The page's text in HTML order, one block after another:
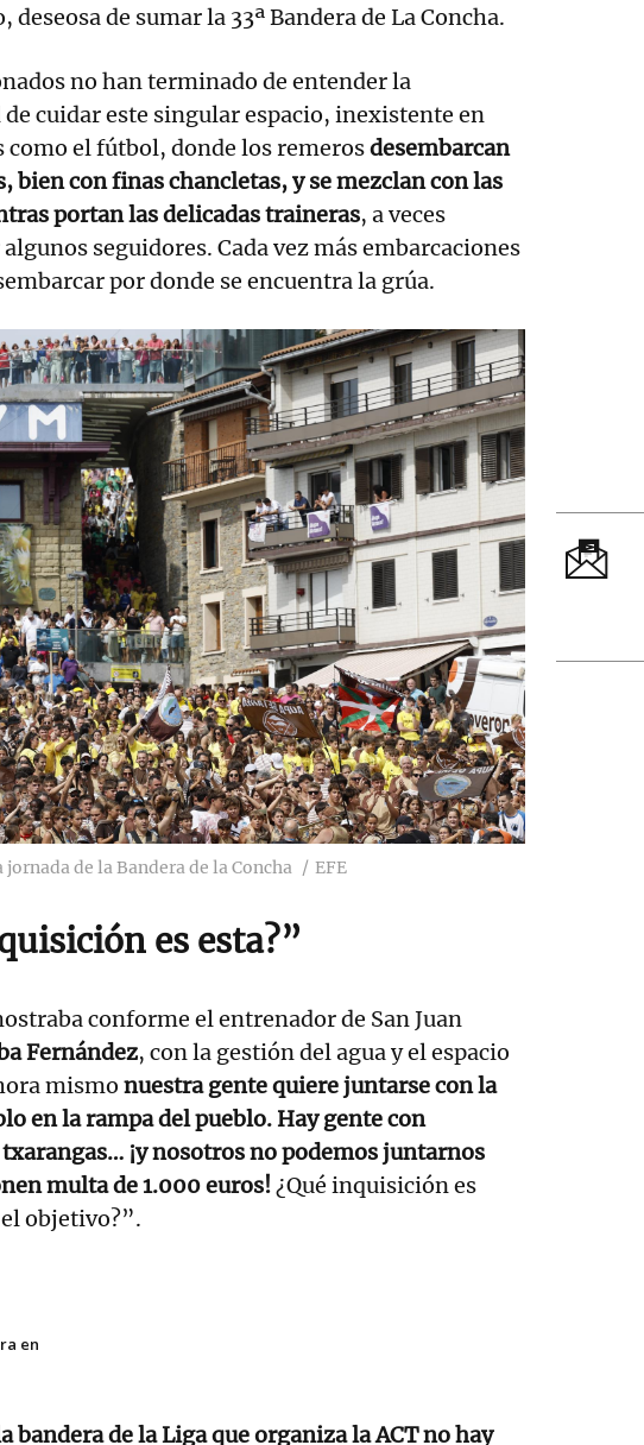
deseosa de sumar la 33ª Bandera de La Concha.
no han terminado de entender la
cuidar este singular espacio, inexistente en
como el fútbol, donde los remerosdesembarcan
bien con finas chancletas, y se mezclan con las
portan las delicadas traineras, a veces
seguidores. Cada vez más embarcaciones
por donde se encuentra la grúa.
de la Bandera de la Concha EFE
es esta?”
conforme el entrenador de San Juan
Fernández, con la gestión del agua y el espacio
mismo nuestra gente quiere juntarse con la
en la rampa del pueblo. Hay gente con
¡y nosotros no podemos juntarnos
multa de 1.000 euros!¿Qué inquisición es
el objetivo?”.
en
bandera de la Liga que organiza la ACT no hay